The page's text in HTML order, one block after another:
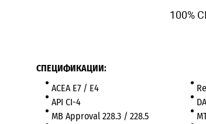
100%
СПЕЦИФИКАЦИИ:
ACEA E7 / E4
API CI-4
MB Approval 228.3 / 228.5